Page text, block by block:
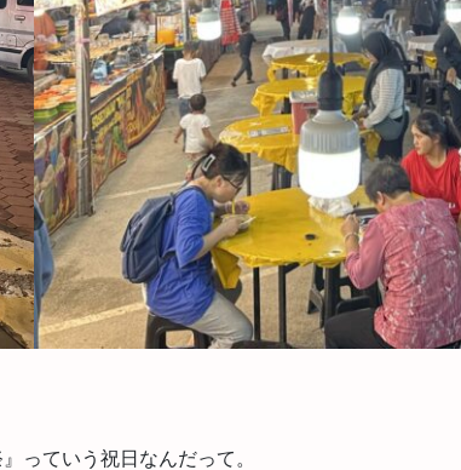
っていう祝日なんだって。